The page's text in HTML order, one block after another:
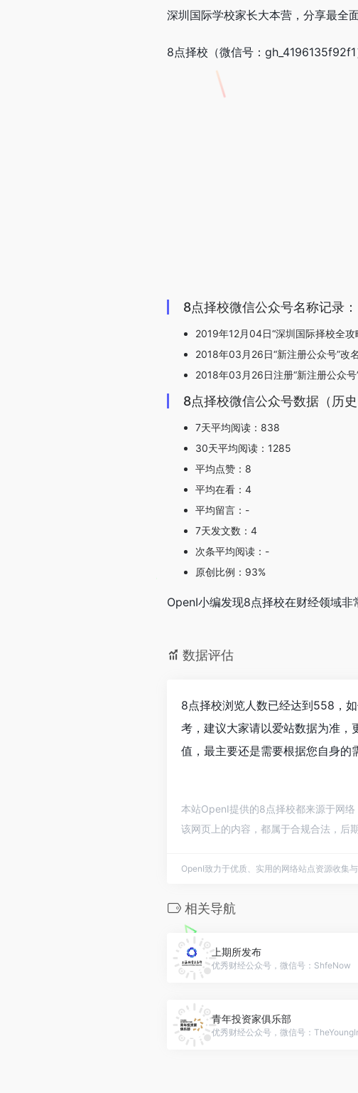
深圳国际学校家长大本营，分享最全
8点择校（微信号：
8点择校微信公众号名称记录：
2019年12月04日“深圳国际择校全攻
2018年03月26日“新注册公众号”改
2018年03月26日注册“新注册公众号
8点择校微信公众号数据（历史
7天平均阅读：838
30天平均阅读：1285
平均点赞：8
平均在看：4
平均留言：-
7天发文数：4
次条平均阅读：-
原创比例：93%
OpenI小编发现8点择校在财经领域非
数据评估
8点择校浏览人数已经达到558，
考，建议大家请以爱站数据为准
值，最主要还是需要根据您自身的
本站OpenI提供的8点择校都来源于网
该网页上的内容，都属于合规合法，后
OpenI致力于优质、实用的网络站点资源收集与
相关导航
上期所发布
优秀财经公众号，微信号：ShfeNow
青年投资家俱乐部